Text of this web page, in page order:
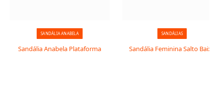
SANDÁLIA ANABELA
Sandália Anabela Plataforma
SANDÁLIAS
Sandália Feminina Salto Baixo